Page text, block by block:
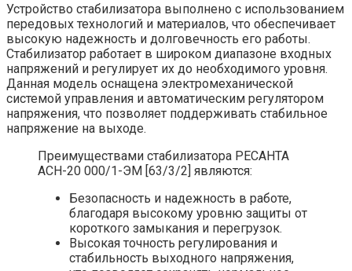
Устройство стабилизатора выполнено с использованием
передовых технологий и материалов, что обеспечивает
высокую надежность и долговечность его работы.
Стабилизатор работает в широком диапазоне входных
напряжений и регулирует их до необходимого уровня.
Данная модель оснащена электромеханической
системой управления и автоматическим регулятором
напряжения, что позволяет поддерживать стабильное
напряжение на выходе.
Преимуществами стабилизатора РЕСАНТА
АСН-20 000/1-ЭМ [63/3/2] являются:
Безопасность и надежность в работе,
благодаря высокому уровню защиты от
короткого замыкания и перегрузок.
Высокая точность регулирования и
стабильность выходного напряжения,